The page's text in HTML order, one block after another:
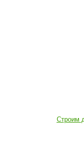
Строим